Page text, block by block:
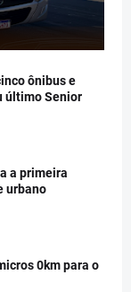
ônibus e
último Senior
a primeira
urbano
0km para o